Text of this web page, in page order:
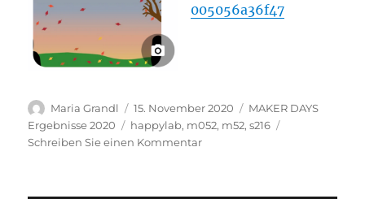
005056a36f47
Autor
Maria Grandl
Veröffentlicht
am
15. November 2020 Kategorien
MAKER DAYS
Ergebnisse 2020
Schlagwörter
happylab, m052, m52,s216
Schreiben Sie einen Kommentarzu